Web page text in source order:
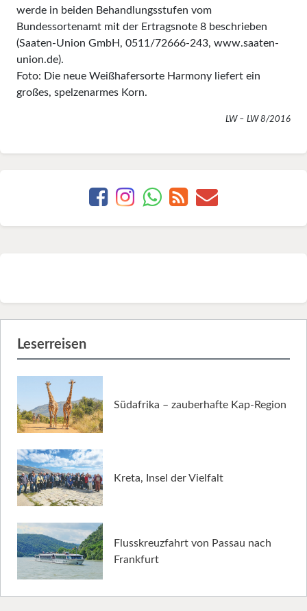
werde in beiden Behandlungsstufen vom
Bundessortenamt mit der Ertragsnote 8 beschrieben
(Saaten-Union GmbH, 0511/72666-243, www.saaten-
union.de).
Foto: Die neue Weißhafersorte Harmony liefert ein
großes, spelzenarmes Korn.
LW – LW 8/2016
Leserreisen
Südafrika – zauberhafte Kap-Region
Kreta, Insel der Vielfalt
Flusskreuzfahrt von Passau nach
Frankfurt